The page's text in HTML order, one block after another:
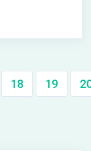
18 19